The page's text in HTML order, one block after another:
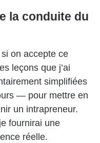
la conduite du
on accepte ce
leçons que j’ai
simplifiées
— pour mettre en
un intrapreneur.
fournirai une
réelle.